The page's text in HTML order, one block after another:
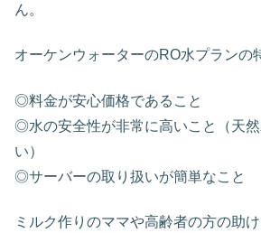
ん。
オーケンウォーターのRO水プランの
◎料金が安心価格であること
◎水の安全性が非常に高いこと（天
い）
◎サーバーの取り扱いが簡単なこと
ミルク作りのママや高齢者の方の助